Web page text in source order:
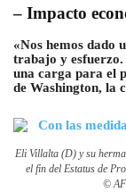
– Impacto
«Nos hemos dado
trabajo y esfuerzo.
una carga para el
de Washington, la
Eli Villalta (D) y su
el fin del Estatus de
©